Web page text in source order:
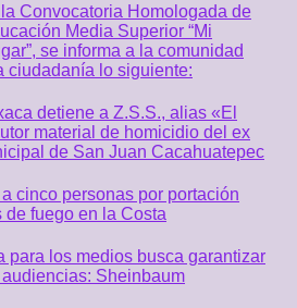
Convocatoria Homologada de
Media Superior “Mi
se informa a la comunidad
ciudadanía lo siguiente:
detiene a Z.S.S., alias «El
material de homicidio del ex
de San Juan Cacahuatepec
cinco personas por portación
de fuego en la Costa
para los medios busca garantizar
Sheinbaum